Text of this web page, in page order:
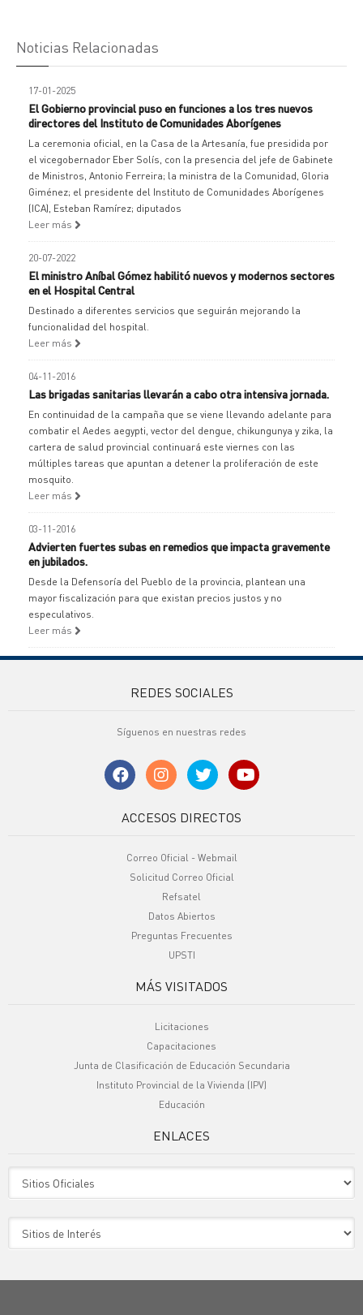
Noticias Relacionadas
17-01-2025
El Gobierno provincial puso en funciones a los tres nuevos
directores del Instituto de Comunidades Aborígenes
La ceremonia oficial, en la Casa de la Artesanía, fue presidida por
el vicegobernador Eber Solís, con la presencia del jefe de Gabinete
de Ministros, Antonio Ferreira; la ministra de la Comunidad, Gloria
Giménez; el presidente del Instituto de Comunidades Aborígenes
(ICA), Esteban Ramírez; diputados
Leer más
20-07-2022
El ministro Aníbal Gómez habilitó nuevos y modernos sectores
en el Hospital Central
Destinado a diferentes servicios que seguirán mejorando la
funcionalidad del hospital.
Leer más
04-11-2016
Las brigadas sanitarias llevarán a cabo otra intensiva jornada.
En continuidad de la campaña que se viene llevando adelante para
combatir el Aedes aegypti, vector del dengue, chikungunya y zika, la
cartera de salud provincial continuará este viernes con las
múltiples tareas que apuntan a detener la proliferación de este
mosquito.
Leer más
03-11-2016
Advierten fuertes subas en remedios que impacta gravemente
en jubilados.
Desde la Defensoría del Pueblo de la provincia, plantean una
mayor fiscalización para que existan precios justos y no
especulativos.
Leer más
REDES SOCIALES
Síguenos en nuestras redes
ACCESOS DIRECTOS
Correo Oficial - Webmail
Solicitud Correo Oficial
Refsatel
Datos Abiertos
Preguntas Frecuentes
UPSTI
MÁS VISITADOS
Licitaciones
Capacitaciones
Junta de Clasificación de Educación Secundaria
Instituto Provincial de la Vivienda (IPV)
Educación
ENLACES